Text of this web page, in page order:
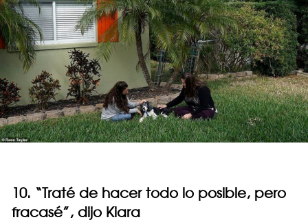
10. “Traté de hacer todo lo posible, pero
fracasé”, dijo Kiara